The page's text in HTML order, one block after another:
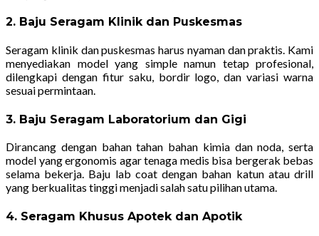
2. Baju Seragam Klinik dan Puskesmas
Seragam klinik dan puskesmas harus nyaman dan praktis. Kami
menyediakan model yang simple namun tetap profesional,
dilengkapi dengan fitur saku, bordir logo, dan variasi warna
sesuai permintaan.
3. Baju Seragam Laboratorium dan Gigi
Dirancang dengan bahan tahan bahan kimia dan noda, serta
model yang ergonomis agar tenaga medis bisa bergerak bebas
selama bekerja. Baju lab coat dengan bahan katun atau drill
yang berkualitas tinggi menjadi salah satu pilihan utama.
4. Seragam Khusus Apotek dan Apotik